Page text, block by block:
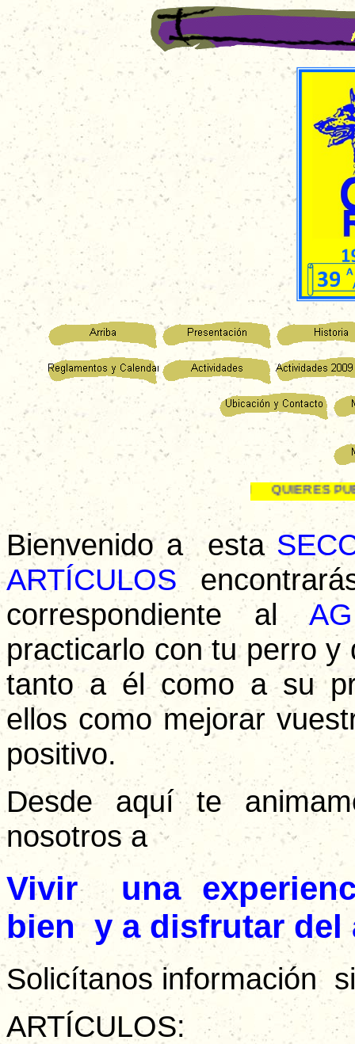
SI QUIERES PUEDES
Bienvenido a esta
ARTÍCULOS
correspondiente al
practicarlo con tu perro y
tanto a él como a su
ellos como mejorar
positivo.
Desde aquí te
nosotros a
Vivir una
bien y a disfrutar del
Solicítanos información
ARTÍCULOS: